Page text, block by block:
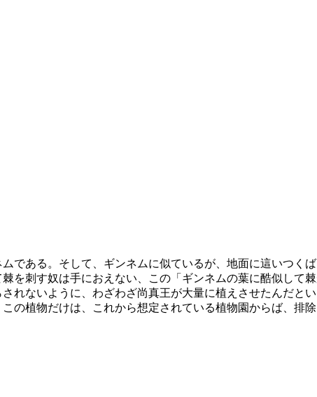
である。そして、ギンネムに似ているが、地面に這いつく
を刺す奴は手におえない、この「ギンネムの葉に酷似して
れないように、わざわざ尚真王が大量に植えさせたんだと
の植物だけは、これから想定されている植物園からば、排